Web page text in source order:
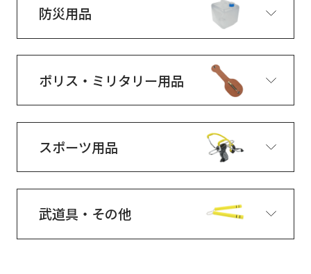
防災用品
ポリス・ミリタリー用品
スポーツ用品
武道具・その他